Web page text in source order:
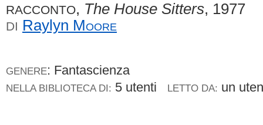
RACCONTO, The House Sitters, 1977
DI Raylyn Moore
GENERE: Fantascienza
NELLA BIBLIOTECA DI: 5 utenti LETTO DA: un